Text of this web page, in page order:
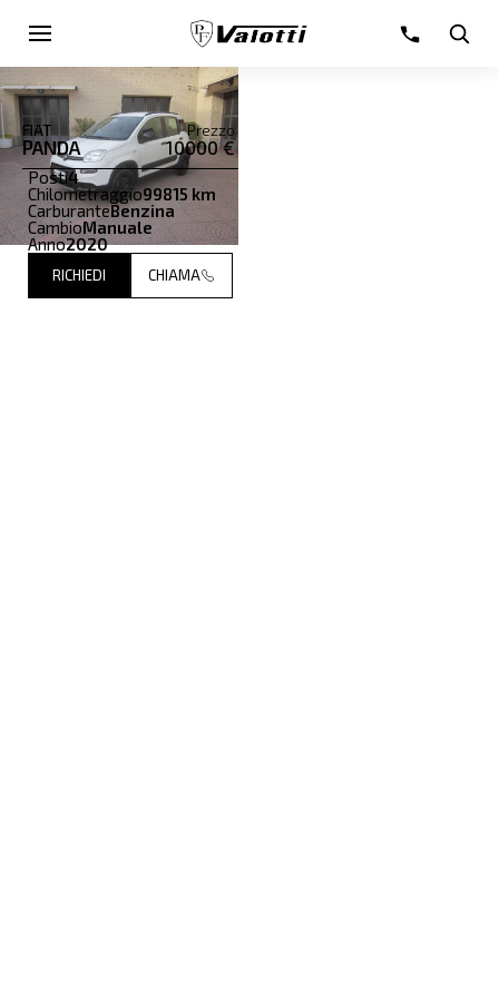
FIAT
PANDA
Prezzo
10000 €
Posti4
Chilometraggio99815 km
CarburanteBenzina
CambioManuale
Anno2020
RICHIEDI CHIAMA